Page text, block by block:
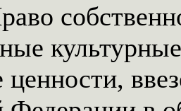
ценности,